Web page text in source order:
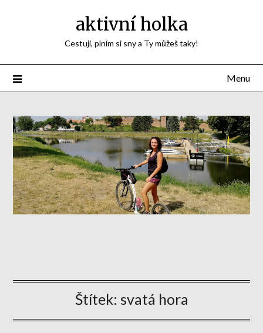
aktivní holka
Cestuji, plním si sny a Ty můžeš taky!
Menu
Štítek: svatá hora